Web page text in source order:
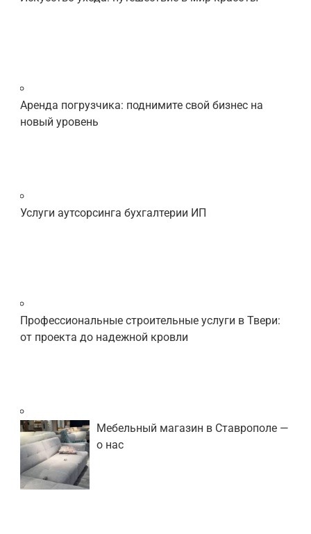
Аренда погрузчика: поднимите свой бизнес на
новый уровень
Услуги аутсорсинга бухгалтерии ИП
Профессиональные строительные услуги в Твери:
от проекта до надежной кровли
Мебельный магазин в Ставрополе —
о нас